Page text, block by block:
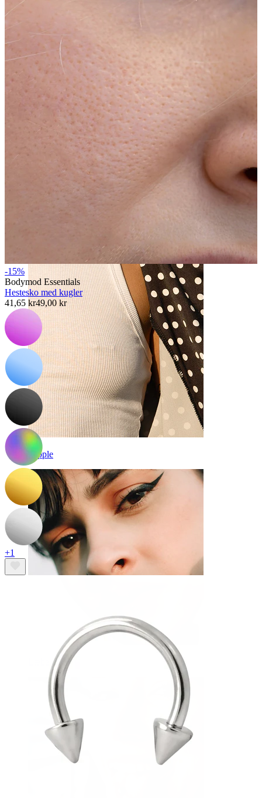
Nipple
-15%
Bodymod Essentials
Hestesko med kugler
41,65 kr49,00 kr
+1